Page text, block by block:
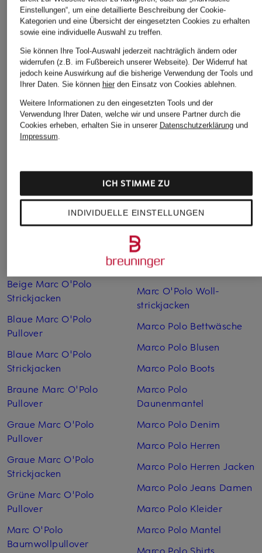
Marc O'Polo
Sneaker CEDRIC 2A
159,95 €
Nike
Sneaker AIR FORCE 1
119,99 €
AUTRY
215 €
Weitere Kategorien
Beige Marc O'Polo
Strickjacken
Blaue Marc O'Polo
Pullover
Blaue Marc O'Polo
Strickjacken
Braune Marc O'Polo
Pullover
Graue Marc O'Polo
Pullover
Graue Marc O'Polo
Strickjacken
Grüne Marc O'Polo
Pullover
Marc O'Polo
Baumwollpullover
Marc O'Polo Woll­jacken
Marc O'Polo Woll­mäntel
Marc O'Polo Woll­
strickjacken
Marco Polo Bettwäsche
Marco Polo Blusen
Marco Polo Boots
Marco Polo
Daunenmantel
Marco Polo Denim
Marco Polo Herren
Marco Polo Herren Jacken
Marco Polo Jeans Damen
Marco Polo Kleider
Marco Polo Mantel
Marco Polo Shirts
Einstellungen“, um eine detaillierte Beschreibung der Cookie-
Kategorien und eine Übersicht der eingesetzten Cookies zu erhalten
sowie eine individuelle Auswahl zu treffen.
Sie können Ihre Tool-Auswahl jederzeit nachträglich ändern oder
widerrufen (z.B. im Fußbereich unserer Webseite). Der Widerruf hat
jedoch keine Auswirkung auf die bisherige Verwendung der Tools und
Ihrer Daten. Sie können hierden Einsatz von Cookies ablehnen.
Weitere Informationen zu den eingesetzten Tools und der
Verwendung Ihrer Daten, welche wir und unsere Partner durch die
Cookies erheben, erhalten Sie in unserer Datenschutzerklärungund
Impressum.
INDIVIDUELLE EINSTELLUNGEN
ICH STIMME ZU